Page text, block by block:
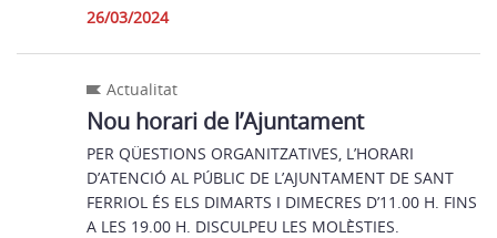
26/03/2024
Actualitat
Nou horari de l’Ajuntament
PER QÜESTIONS ORGANITZATIVES, L’HORARI
D’ATENCIÓ AL PÚBLIC DE L’AJUNTAMENT DE SANT
FERRIOL ÉS ELS DIMARTS I DIMECRES D’11.00 H. FINS
A LES 19.00 H. DISCULPEU LES MOLÈSTIES.